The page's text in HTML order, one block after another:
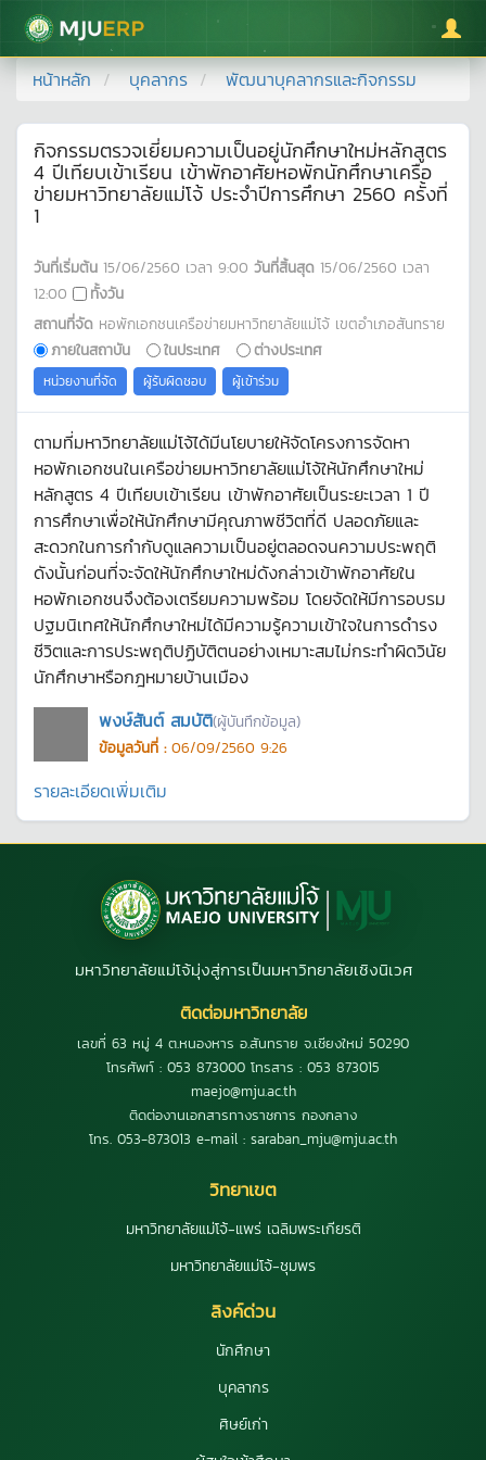
มหาวิทยาลัยแม่โจ้
หน้าหลัก บุคลากร พัฒนาบุคลากรและกิจกรรม
กิจกรรมตรวจเยี่ยมความเป็นอยู่นักศึกษาใหม่หลักสูตร
4 ปีเทียบเข้าเรียน เข้าพักอาศัยหอพักนักศึกษาเครือ
ข่ายมหาวิทยาลัยแม่โจ้ ประจำปีการศึกษา 2560 ครั้งที่
1
วันที่เริ่มต้น 15/06/2560 เวลา 9:00 วันที่สิ้นสุด 15/06/2560 เวลา
12:00
ทั้งวัน
สถานที่จัด หอพักเอกชนเครือข่ายมหาวิทยาลัยแม่โจ้ เขตอำเภอสันทราย
ภายในสถาบัน
ในประเทศ ต่างประเทศ
หน่วยงานที่จัด ผู้รับผิดชอบ ผู้เข้าร่วม
ตามที่มหาวิทยาลัยแม่โจ้ได้มีนโยบายให้จัดโครงการจัดหา
หอพักเอกชนในเครือข่ายมหาวิทยาลัยแม่โจ้ให้นักศึกษาใหม่
หลักสูตร 4 ปีเทียบเข้าเรียน เข้าพักอาศัยเป็นระยะเวลา 1 ปี
การศึกษาเพื่อให้นักศึกษามีคุณภาพชีวิตที่ดี ปลอดภัยและ
สะดวกในการกำกับดูแลความเป็นอยู่ตลอดจนความประพฤติ
ดังนั้นก่อนที่จะจัดให้นักศึกษาใหม่ดังกล่าวเข้าพักอาศัยใน
หอพักเอกชนจึงต้องเตรียมความพร้อม โดยจัดให้มีการอบรม
ปฐมนิเทศให้นักศึกษาใหม่ได้มีความรู้ความเข้าใจในการดำรง
ชีวิตและการประพฤติปฏิบัติตนอย่างเหมาะสมไม่กระทำผิดวินัย
นักศึกษาหรือกฎหมายบ้านเมือง
พงษ์สันต์ สมบัติ(ผู้บันทึกข้อมูล)
ข้อมูลวันที่ : 06/09/2560 9:26
รายละเอียดเพิ่มเติม
มหาวิทยาลัยแม่โจ้มุ่งสู่การเป็นมหาวิทยาลัยเชิงนิเวศ
ติดต่อมหาวิทยาลัย
เลขที่ 63 หมู่ 4 ต.หนองหาร อ.สันทราย จ.เชียงใหม่ 50290
โทรศัพท์ : 053 873000 โทรสาร : 053 873015
maejo@mju.ac.th
ติดต่องานเอกสารทางราชการ กองกลาง
โทร. 053-873013 e-mail : saraban_mju@mju.ac.th
วิทยาเขต
มหาวิทยาลัยแม่โจ้-แพร่ เฉลิมพระเกียรติ
มหาวิทยาลัยแม่โจ้-ชุมพร
ลิงค์ด่วน
นักศึกษา
บุคลากร
ศิษย์เก่า